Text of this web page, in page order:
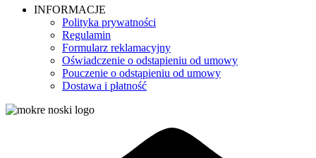
INFORMACJE
Polityka prywatności
Regulamin
Formularz reklamacyjny
Oświadczenie o odstapieniu od umowy
Pouczenie o odstąpieniu od umowy
Dostawa i płatność